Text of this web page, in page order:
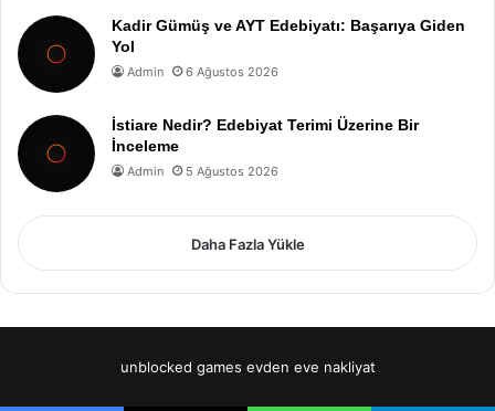
Kadir Gümüş ve AYT Edebiyatı: Başarıya Giden
Yol
Admin 6 Ağustos 2026
İstiare Nedir? Edebiyat Terimi Üzerine Bir
İnceleme
Admin 5 Ağustos 2026
Daha Fazla Yükle
unblocked games evden eve nakliyat